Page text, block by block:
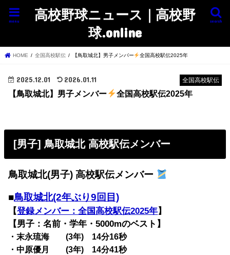
高校野球ニュース｜高校野
球.online
search
menu
HOME 全国高校駅伝 【鳥取城北】男子メンバー 全国高校駅伝2025年
全国高校駅伝
2025.12.01 2026.01.11
【鳥取城北】男子メンバー 全国高校駅伝2025年
[男子] 鳥取城北 高校駅伝メンバー
鳥取城北(男子) 高校駅伝メンバー
■鳥取城北(2年ぶり9回目)
【登録メンバー：全国高校駅伝2025年】
【男子：名前・学年・5000mのベスト】
・末永琉海 (3年) 14分16秒
・中原優月 (3年) 14分41秒